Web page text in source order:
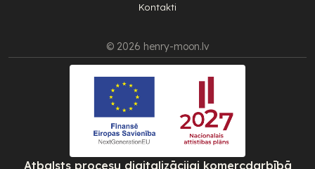
Kontakti
© 2026 henry-moon.lv
Atbalsts procesu digitalizācijai komercdarbībā